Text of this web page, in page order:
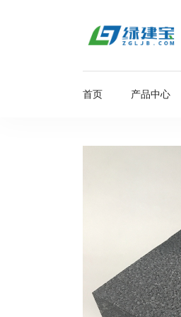
首页 产品中心